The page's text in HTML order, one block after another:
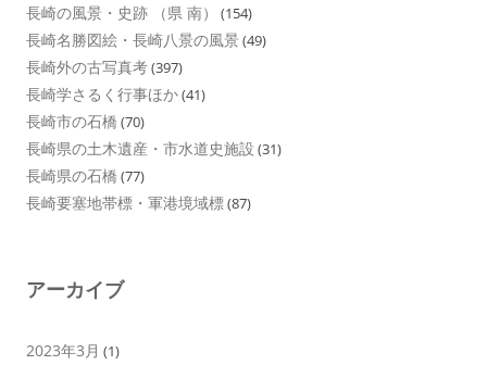
長崎の風景・史跡 （県 南） (154)
長崎名勝図絵・長崎八景の風景 (49)
長崎外の古写真考(397)
長崎学さるく行事ほか(41)
長崎市の石橋 (70)
長崎県の土木遺産・市水道史施設 (31)
長崎県の石橋 (77)
長崎要塞地帯標・軍港境域標(87)
アーカイブ
2023年3月 (1)